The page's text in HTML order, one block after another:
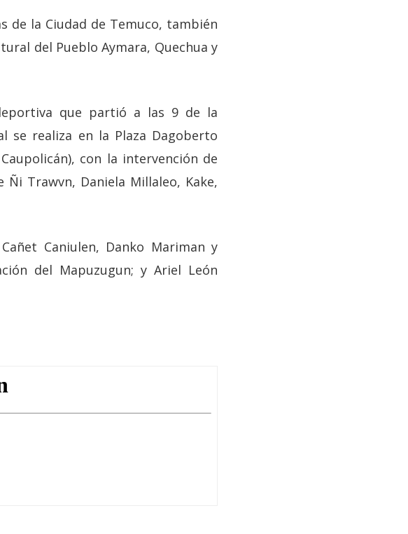
de la Ciudad de Temuco, también
del Pueblo Aymara, Quechua y
que partió a las 9 de la
se realiza en la Plaza Dagoberto
con la intervención de
Trawvn, Daniela Millaleo, Kake,
Caniulen, Danko Mariman y
del Mapuzugun; y Ariel León